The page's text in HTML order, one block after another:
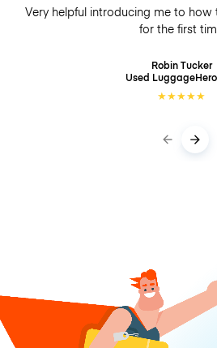
Very helpful introducing me to
for the first
Robin Tucker
Used LuggageHero
★★★★★